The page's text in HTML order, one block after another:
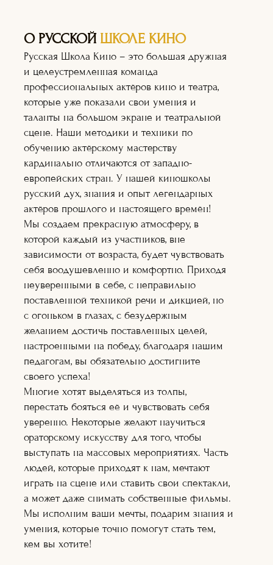
мастерство
Оператор+монт
аж
Режиссура
Художник по
гриму
Теле-
Ораторское
искусство
Кинопроект+съё
Сценарное дело
Видеоблогер
Журналистика
Подробнее
Подробне
е
Подробнее
Подробнее
Подробне
е
Подробне
е
Подробнее
Подробнее
О РУССКОЙ ШКОЛЕ КИНО
Русская Школа Кино – это большая дружная
и целеустремленная команда
профессиональных актёров кино и театра,
которые уже показали свои умения и
таланты на большом экране и театральной
сцене. Наши методики и техники по
обучению актёрскому мастерству
кардинально отличаются от западно-
европейских стран. У нашей киношколы
русский дух, знания и опыт легендарных
актёров прошлого и настоящего времён!
Мы создаем прекрасную атмосферу, в
которой каждый из участников, вне
зависимости от возраста, будет чувствовать
себя воодушевленно и комфортно. Приходя
неуверенными в себе, с неправильно
поставленной техникой речи и дикцией, но
с огоньком в глазах, с безудержным
желанием достичь поставленных целей,
настроенными на победу, благодаря нашим
педагогам, вы обязательно достигните
своего успеха!
Многие хотят выделяться из толпы,
перестать бояться её и чувствовать себя
уверенно. Некоторые желают научиться
ораторскому искусству для того, чтобы
выступать на массовых мероприятиях. Часть
людей, которые приходят к нам, мечтают
играть на сцене или ставить свои спектакли,
а может даже снимать собственные фильмы.
Мы исполним ваши мечты, подарим знания и
умения, которые точно помогут стать тем,
кем вы хотите!